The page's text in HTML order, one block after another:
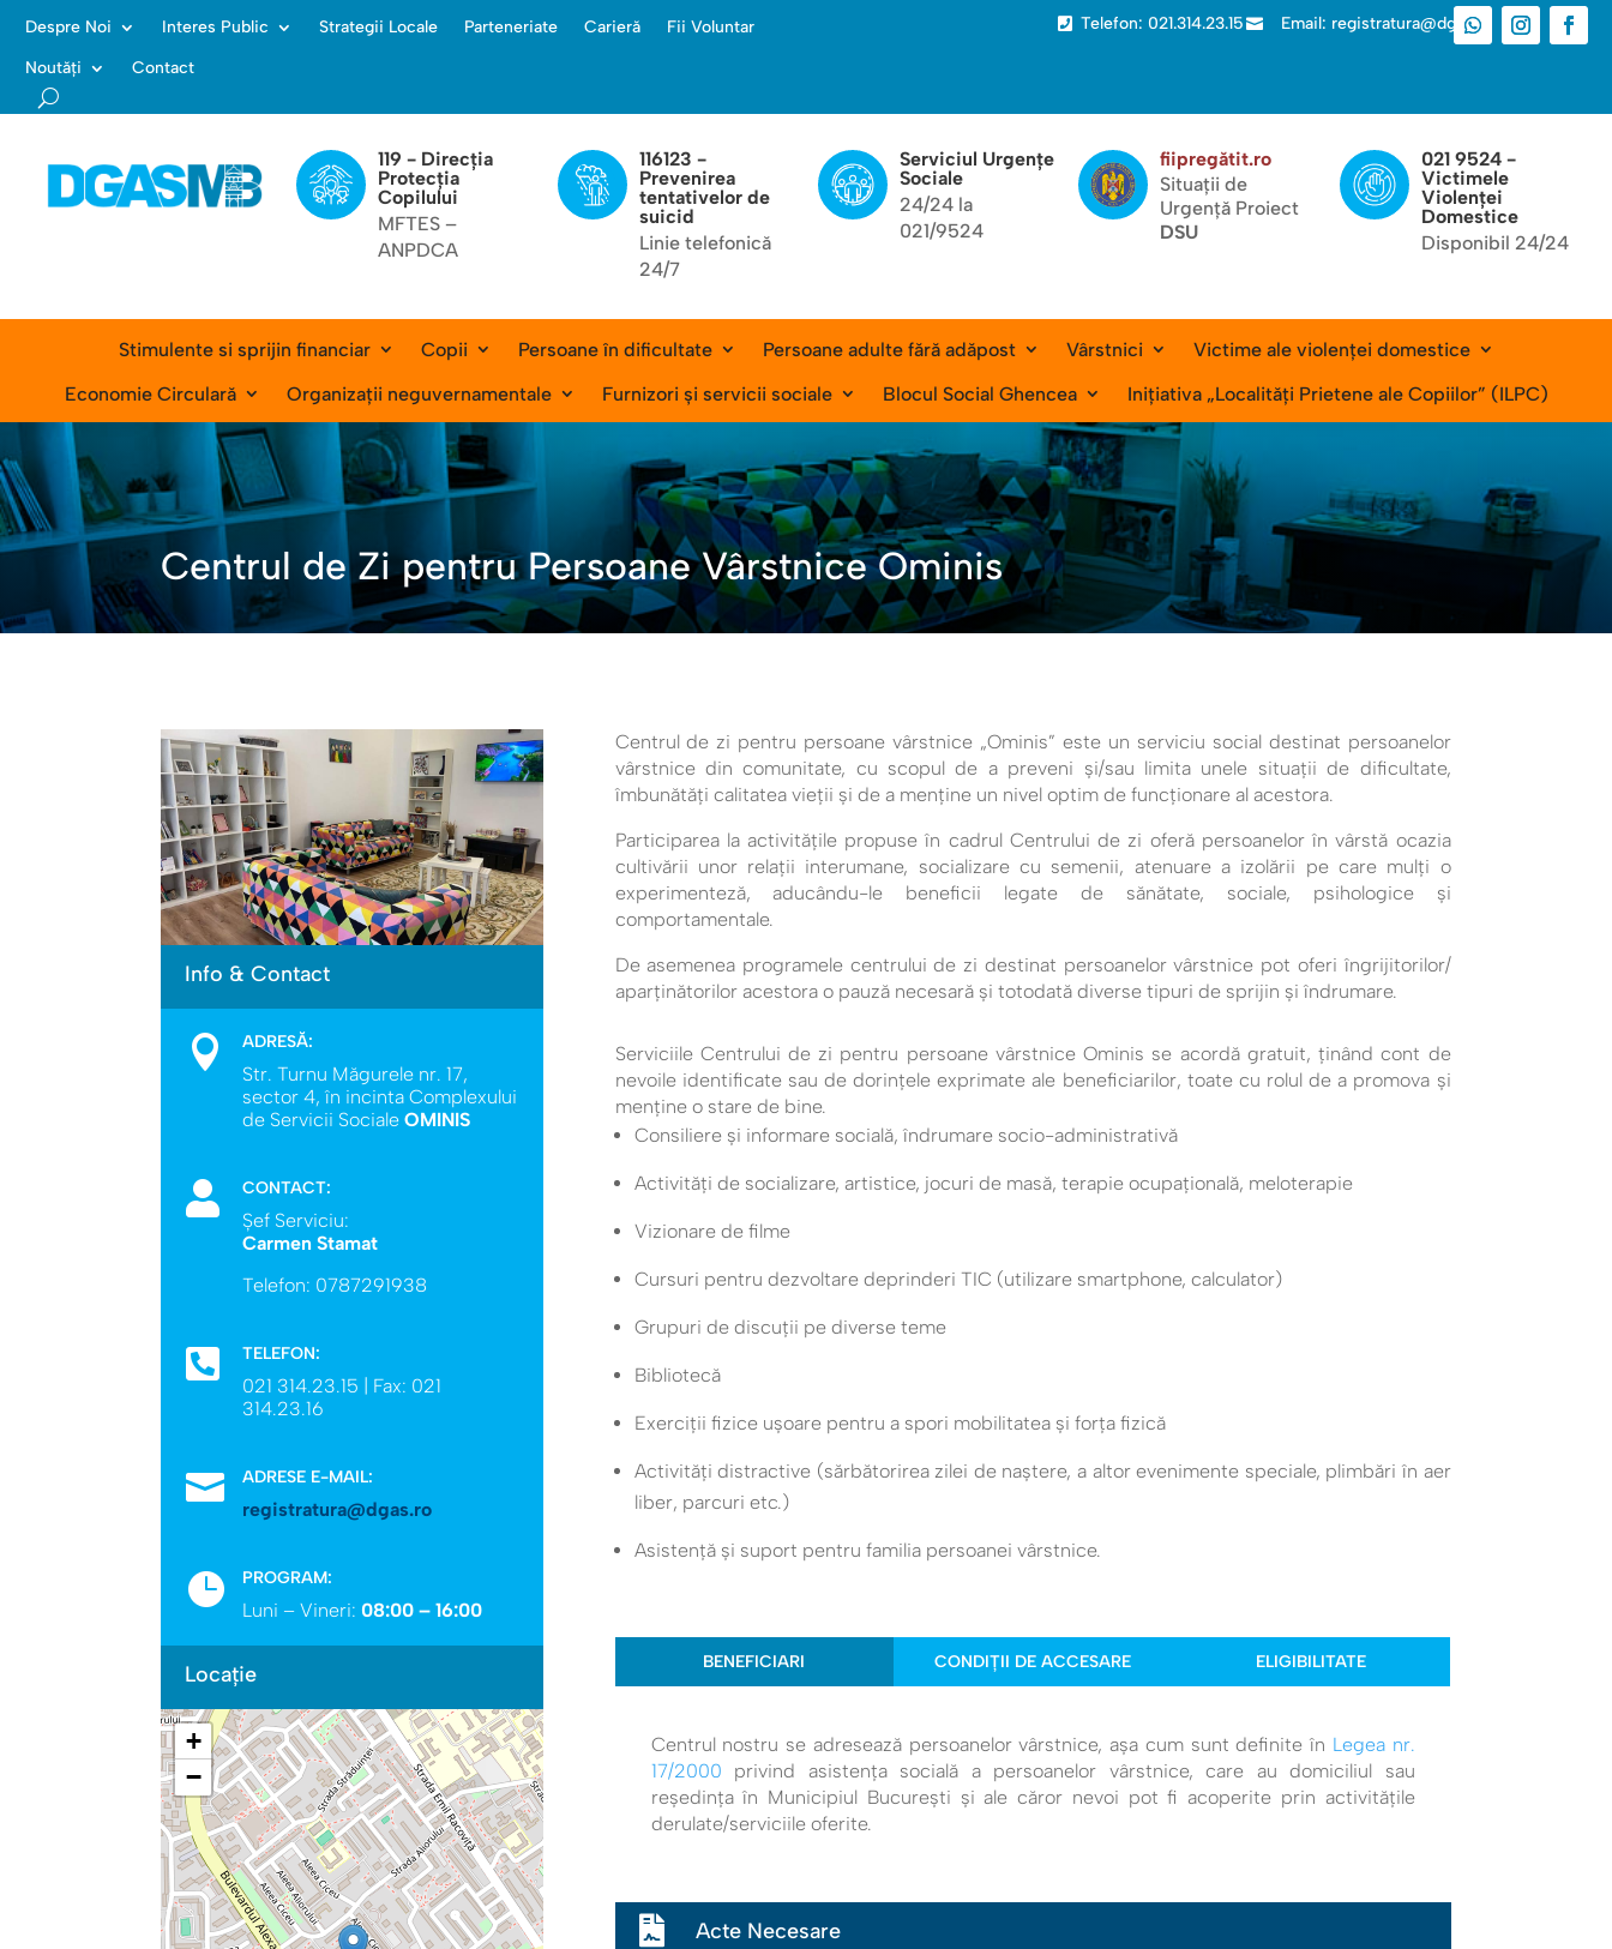
Despre Noi Interes Public Strategii Locale Parteneriate Carieră
Fii Voluntar
Noutăți
Contact
 Telefon: 021.314.23.15  Email: registratura@dgas.ro
119 - Direcția
Protecția
Copilului
MFTES –
ANPDCA
116123 -
Prevenirea
tentativelor de
suicid
Linie telefonică
24/7
Serviciul Urgențe
Sociale
24/24 la
021/9524
fiipregătit.ro
Situații de
Urgență Proiect
DSU
021 9524 -
Victimele
Violenței
Domestice
Disponibil 24/24
Stimulente si sprijin financiar Copii Persoane în dificultate Persoane adulte fără adăpost Vârstnici
Victime ale violenței domestice
Economie Circulară
Organizații neguvernamentale Furnizori și servicii sociale Blocul Social Ghencea Inițiativa „Localități Prietene ale Copiilor” (ILPC)
Centrul de Zi pentru Persoane Vârstnice Ominis
Info & Contact
 ADRESĂ:
Str. Turnu Măgurele nr. 17,
sector 4, în incinta Complexului
de Servicii Sociale OMINIS
 CONTACT:
Șef Serviciu:
Carmen Stamat
Telefon: 0787291938
 TELEFON:
021 314.23.15 | Fax: 021
314.23.16
 ADRESE E-MAIL:
registratura@dgas.ro
 PROGRAM:
Luni – Vineri: 08:00 – 16:00
Locație
+
−
Centrul de zi pentru persoane vârstnice „Ominis” este un serviciu social destinat persoanelor
vârstnice din comunitate, cu scopul de a preveni și/sau limita unele situații de dificultate,
îmbunătăți calitatea vieții și de a menține un nivel optim de funcționare al acestora.
Participarea la activitățile propuse în cadrul Centrului de zi oferă persoanelor în vârstă ocazia
cultivării unor relații interumane, socializare cu semenii, atenuare a izolării pe care mulți o
experimenteză, aducându-le beneficii legate de sănătate, sociale, psihologice și
comportamentale.
De asemenea programele centrului de zi destinat persoanelor vârstnice pot oferi îngrijitorilor/
aparținătorilor acestora o pauză necesară și totodată diverse tipuri de sprijin și îndrumare.
Serviciile Centrului de zi pentru persoane vârstnice Ominis se acordă gratuit, ținând cont de
nevoile identificate sau de dorințele exprimate ale beneficiarilor, toate cu rolul de a promova și
menține o stare de bine.
Consiliere și informare socială, îndrumare socio-administrativă
Activități de socializare, artistice, jocuri de masă, terapie ocupațională, meloterapie
Vizionare de filme
Cursuri pentru dezvoltare deprinderi TIC (utilizare smartphone, calculator)
Grupuri de discuții pe diverse teme
Bibliotecă
Exerciții fizice ușoare pentru a spori mobilitatea și forța fizică
Activități distractive (sărbătorirea zilei de naștere, a altor evenimente speciale, plimbări în aer
liber, parcuri etc.)
Asistență și suport pentru familia persoanei vârstnice.
BENEFICIARI CONDIȚII DE ACCESARE ELIGIBILITATE
Centrul nostru se adresează persoanelor vârstnice, așa cum sunt definite în Legea nr.
17/2000 privind asistența socială a persoanelor vârstnice, care au domiciliul sau
reședința în Municipiul București și ale căror nevoi pot fi acoperite prin activităţile
derulate/serviciile oferite.
 Acte Necesare